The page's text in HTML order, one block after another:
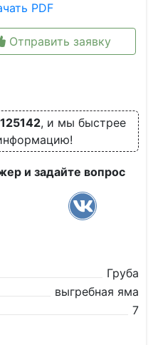
PDF
Отправить заявку
, и мы быстрее
и задайте вопрос
Груба
выгребная яма
7